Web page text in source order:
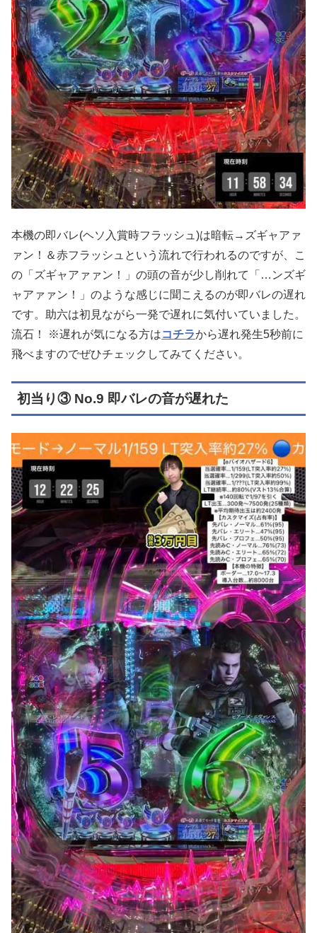
本機の即バレ(ヘソ入賞時フラッシュ)は暗転→ズギャアァ
ァン！＆赤フラッシュという流れで行われるのですが、こ
の「ズギャアァァン！」の頭の音が少し削れて「…ンズギ
ャアァァン！」のような感じに聞こえるのが即バレの遅れ
です。助六は初見ながら一発で遅れに気付いていました。
流石！ ※遅れが気になる方はコチラから遅れ発生5秒前に
飛べますのでぜひチェックしてみてください。
初当り③ No.9 即バレの音が遅れた